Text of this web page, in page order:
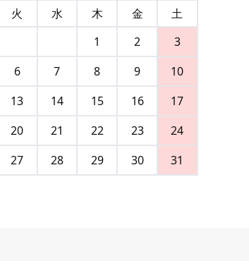
火 水 木 金
土
1
2
3
6 7 8 9
10
13 14 15 16
17
20 21 22 23
24
27 28 29 30 31